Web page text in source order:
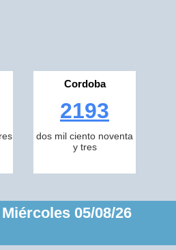
Cordoba
2193
dos mil ciento noventa
y tres
05/08/26